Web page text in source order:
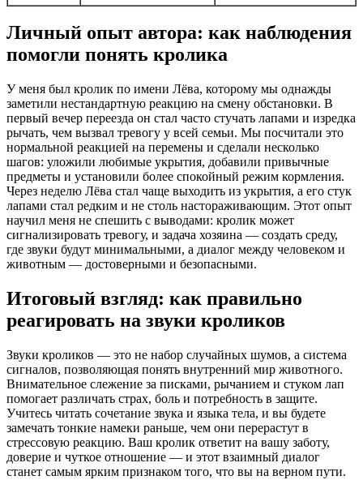
Личный опыт автора: как наблюдения
помогли понять кролика
У меня был кролик по имени Лёва, которому мы однажды
заметили нестандартную реакцию на смену обстановки. В
первый вечер переезда он стал часто стучать лапами и изредка
рычать, чем вызвал тревогу у всей семьи. Мы посчитали это
нормальной реакцией на перемены и сделали несколько
шагов: уложили любимые укрытия, добавили привычные
предметы и установили более спокойный режим кормления.
Через неделю Лёва стал чаще выходить из укрытия, а его стук
лапами стал редким и не столь настораживающим. Этот опыт
научил меня не спешить с выводами: кролик может
сигнализировать тревогу, и задача хозяина — создать среду,
где звуки будут минимальными, а диалог между человеком и
животным — достоверными и безопасными.
Итоговый взгляд: как правильно
реагировать на звуки кроликов
Звуки кроликов — это не набор случайных шумов, а система
сигналов, позволяющая понять внутренний мир животного.
Внимательное слежение за писками, рычанием и стуком лап
помогает различать страх, боль и потребность в защите.
Учитесь читать сочетание звука и языка тела, и вы будете
замечать тонкие намеки раньше, чем они перерастут в
стрессовую реакцию. Ваш кролик ответит на вашу заботу,
доверие и чуткое отношение — и этот взаимный диалог
станет самым ярким признаком того, что вы на верном пути.